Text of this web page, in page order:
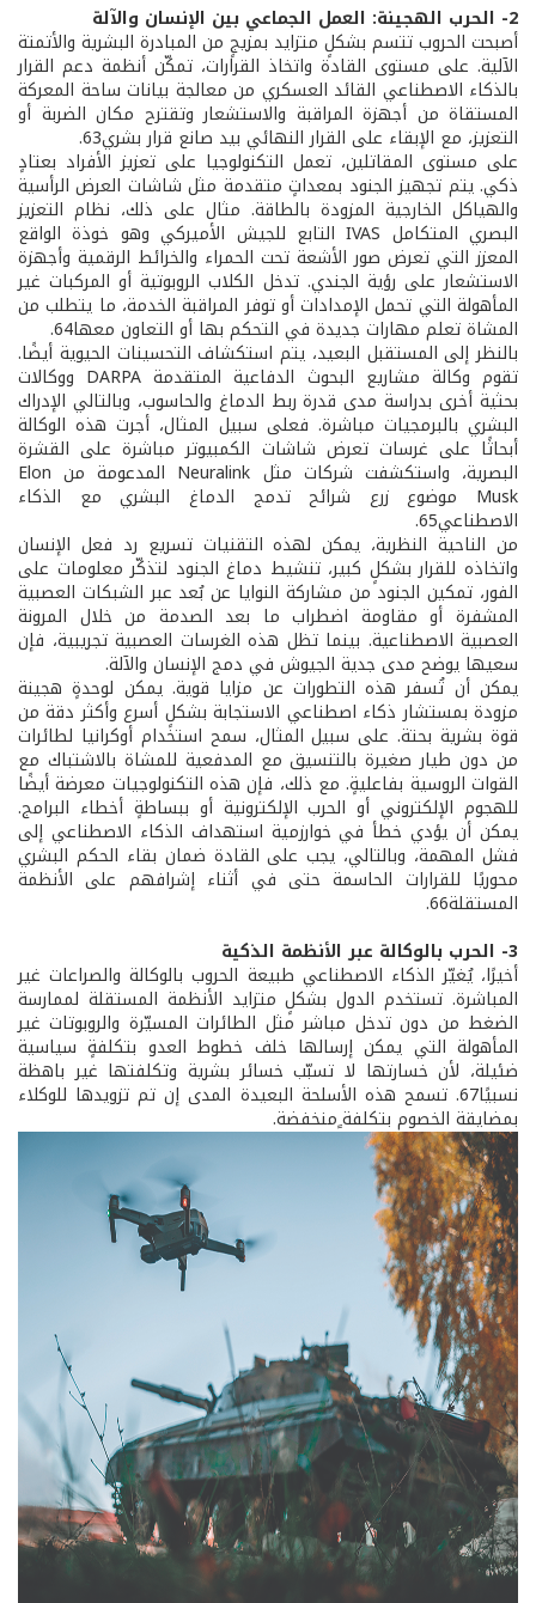
2- الحرب الهجينة: العمل الجماعي بين الإنسان والآلة
أصبحت الحروب تتسم بشكلٍ متزايد بمزيجٍ من المبادرة البشرية والأتمتة
الآلية. على مستوى القادة واتخاذ القرارات، تمكّن أنظمة دعم القرار
بالذكاء الاصطناعي القائد العسكري من معالجة بيانات ساحة المعركة
المستقاة من أجهزة المراقبة والاستشعار وتقترح مكان الضربة أو
التعزيز، مع الإبقاء على القرار النهائي بيد صانع قرار بشري63.
على مستوى المقاتلين، تعمل التكنولوجيا على تعزيز الأفراد بعتادٍ
ذكي. يتم تجهيز الجنود بمعداتٍ متقدمة مثل شاشات العرض الرأسية
والهياكل الخارجية المزودة بالطاقة. مثال على ذلك، نظام التعزيز
البصري المتكامل IVAS التابع للجيش الأميركي وهو خوذة الواقع
المعزز التي تعرض صور الأشعة تحت الحمراء والخرائط الرقمية وأجهزة
الاستشعار على رؤية الجندي. تدخل الكلاب الروبوتية أو المركبات غير
المأهولة التي تحمل الإمدادات أو توفر المراقبة الخدمة، ما يتطلب من
المشاة تعلم مهارات جديدة في التحكم بها أو التعاون معها64.
بالنظر إلى المستقبل البعيد، يتم استكشاف التحسينات الحيوية أيضًا.
تقوم وكالة مشاريع البحوث الدفاعية المتقدمة DARPA ووكالات
بحثية أخرى بدراسة مدى قدرة ربط الدماغ والحاسوب، وبالتالي الإدراك
البشري بالبرمجيات مباشرة. فعلى سبيل المثال، أجرت هذه الوكالة
أبحاثًا على غرسات تعرض شاشات الكمبيوتر مباشرة على القشرة
البصرية، واستكشفت شركات مثل Neuralink المدعومة من Elon
Musk موضوع زرع شرائح تدمج الدماغ البشري مع الذكاء
الاصطناعي65.
من الناحية النظرية، يمكن لهذه التقنيات تسريع رد فعل الإنسان
واتخاذه للقرار بشكلٍ كبير، تنشيط دماغ الجنود لتذكّر معلومات على
الفور، تمكين الجنود من مشاركة النوايا عن بُعد عبر الشبكات العصبية
المشفرة أو مقاومة اضطراب ما بعد الصدمة من خلال المرونة
العصبية الاصطناعية. بينما تظل هذه الغرسات العصبية تجريبية، فإن
سعيها يوضح مدى جدية الجيوش في دمج الإنسان والآلة.
يمكن أن تُسفر هذه التطورات عن مزايا قوية. يمكن لوحدةٍ هجينة
مزودة بمستشار ذكاء اصطناعي الاستجابة بشكلٍ أسرع وأكثر دقة من
قوة بشرية بحتة. على سبيل المثال، سمح استخدام أوكرانيا لطائرات
من دون طيار صغيرة بالتنسيق مع المدفعية للمشاة بالاشتباك مع
القوات الروسية بفاعليةٍ. مع ذلك، فإن هذه التكنولوجيات معرضة أيضًا
للهجوم الإلكتروني أو الحرب الإلكترونية أو ببساطةٍ أخطاء البرامج.
يمكن أن يؤدي خطأ في خوارزمية استهداف الذكاء الاصطناعي إلى
فشل المهمة، وبالتالي، يجب على القادة ضمان بقاء الحكم البشري
محوريًا للقرارات الحاسمة حتى في أثناء إشرافهم على الأنظمة
المستقلة66.
3- الحرب بالوكالة عبر الأنظمة الذكية
أخيرًا، يُغيّر الذكاء الاصطناعي طبيعة الحروب بالوكالة والصراعات غير
المباشرة. تستخدم الدول بشكلٍ متزايد الأنظمة المستقلة لممارسة
الضغط من دون تدخل مباشر مثل الطائرات المسيّرة والروبوتات غير
المأهولة التي يمكن إرسالها خلف خطوط العدو بتكلفةٍ سياسية
ضئيلة، لأن خسارتها لا تسبّب خسائر بشرية وتكلفتها غير باهظة
نسبيًا67. تسمح هذه الأسلحة البعيدة المدى إن تم تزويدها للوكلاء
بمضايقة الخصوم بتكلفة ٍمنخفضة.